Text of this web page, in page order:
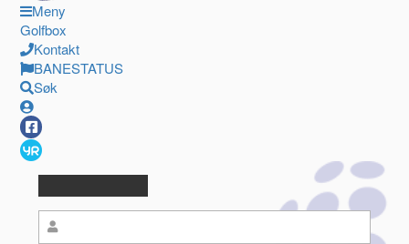
Meny
Golfbox
Kontakt
BANESTATUS
Søk